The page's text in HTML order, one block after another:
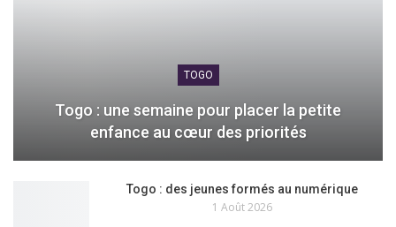
TOGO
Togo : une semaine pour placer la petite
enfance au cœur des priorités
Togo : des jeunes formés au numérique
1 Août 2026